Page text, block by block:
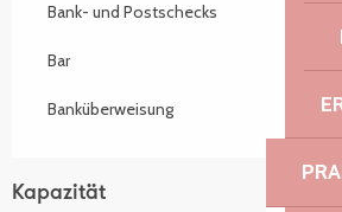
Bank- und Postschecks
Bar
Banküberweisung
Kapazität